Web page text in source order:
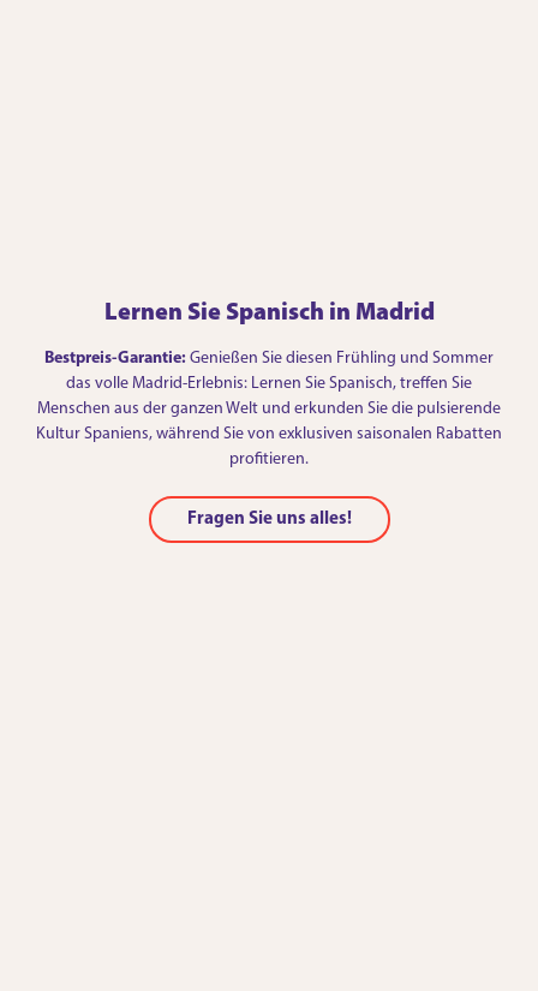
Lernen Sie Spanisch in Madrid
Bestpreis-Garantie: Genießen Sie diesen Frühling und Sommer
das volle Madrid-Erlebnis: Lernen Sie Spanisch, treffen Sie
Menschen aus der ganzen Welt und erkunden Sie die pulsierende
Kultur Spaniens, während Sie von exklusiven saisonalen Rabatten
profitieren.
Fragen Sie uns alles!